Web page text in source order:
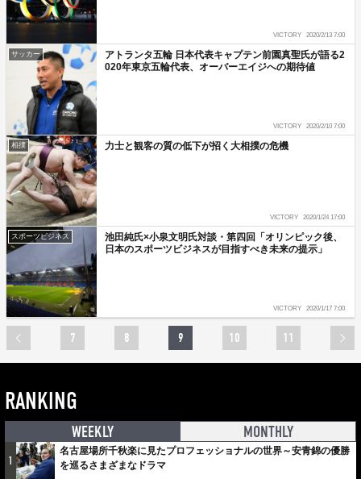
VICTORY 2020/2/13 7:00
サッカー
アトランタ五輪 日本代表キャプテン前園真聖氏が語る2
020年東京五輪代表、オーバーエイジへの期待値
VICTORY 2020/2/10 7:00
相撲 力士と観客の質の低下が招く大相撲の危機
VICTORY 2020/1/24 17:00
スポーツビジネス
池田純氏×小泉文明氏対談・第四回「オリンピック後、
日本のスポーツビジネスが目指すべき未来の提示」
VICTORY 2020/1/17 7:00
7 8 9 10 11
RANKING
WEEKLY MONTHLY
1
名古屋場所千秋楽に見たプロフェッショナルの世界～安青錦の優勝
を巡るさまざまなドラマ